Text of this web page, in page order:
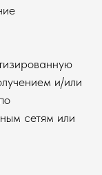
и/или
сетям или